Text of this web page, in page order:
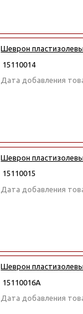
Шеврон
15110014
Дата добавления
Шеврон
15110015
Дата добавления
Шеврон
15110016А
Дата добавления